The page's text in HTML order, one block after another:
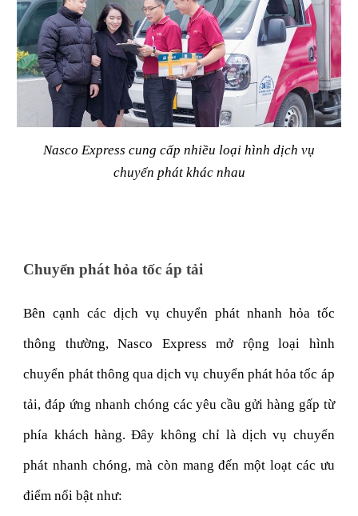
Nasco Express cung cấp nhiều loại hình dịch vụ
chuyển phát khác nhau
Chuyển phát hỏa tốc áp tải
Bên cạnh các dịch vụ chuyển phát nhanh hỏa tốc
thông thường, Nasco Express mở rộng loại hình
chuyển phát thông qua dịch vụ chuyển phát hỏa tốc áp
tải, đáp ứng nhanh chóng các yêu cầu gửi hàng gấp từ
phía khách hàng. Đây không chỉ là dịch vụ chuyển
phát nhanh chóng, mà còn mang đến một loạt các ưu
điểm nổi bật như: